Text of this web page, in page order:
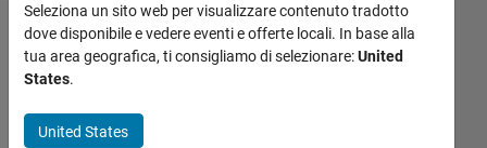
Plot an
isosurface
function
Seleziona un sito web per visualizzare contenuto tradotto
dove disponibile e vedere eventi e offerte locali. In base alla
tua area geografica, ti consigliamo di selezionare:United
States.
United States